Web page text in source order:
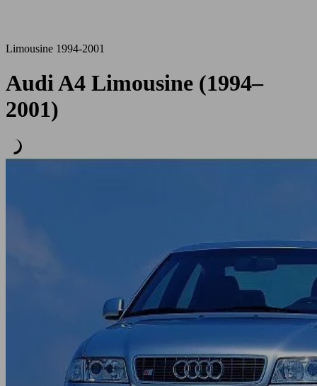
Limousine 1994-2001
Audi A4 Limousine (1994–
2001)